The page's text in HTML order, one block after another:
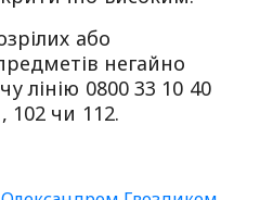
або
негайно
лінію 0800 33 10 40
102 чи 112.